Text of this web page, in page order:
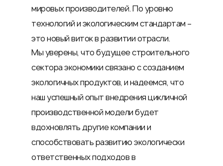
мировых производителей. По уровню
технологий и экологическим стандартам –
это новый виток в развитии отрасли.
Мы уверены, что будущее строительного
сектора экономики связано с созданием
экологичных продуктов, и надеемся, что
наш успешный опыт внедрения цикличной
производственной модели будет
вдохновлять другие компании и
способствовать развитию экологически
ответственных подходов в